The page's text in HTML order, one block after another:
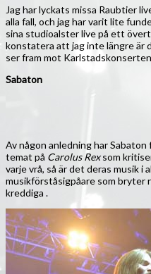
Jag har lyckats missa Raubtier
alla fall, och jag har varit lite
sina studioalster live på ett
konstatera att jag inte längre är
ser fram mot
Sabaton
Av någon anledning har
temat på Carolus Rexsom
varje vrå, så är det deras musik i
musikförståsigpåare som bryter
kreddiga .